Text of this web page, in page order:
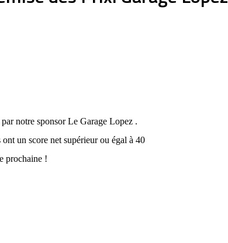
notre sponsor Le Garage Lopez .
un score net supérieur ou égal à 40
prochaine !